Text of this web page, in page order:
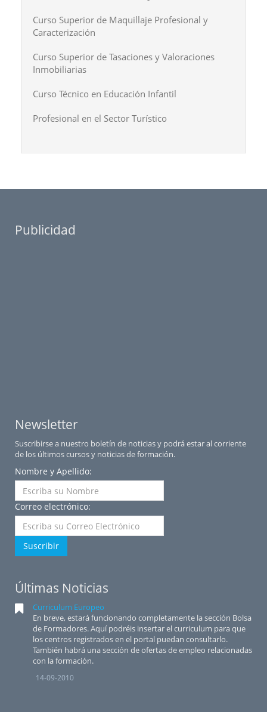
Curso Superior de Maquillaje Profesional y
Caracterización
Curso Superior de Tasaciones y Valoraciones
Inmobiliarias
Curso Técnico en Educación Infantil
Profesional en el Sector Turístico
Publicidad
Newsletter
Suscribirse a nuestro boletín de noticias y podrá estar al corriente
de los últimos cursos y noticias de formación.
Nombre y Apellido:
Correo electrónico:
Suscribir
Últimas Noticias
Curriculum Europeo
En breve, estará funcionando completamente la sección Bolsa
de Formadores. Aquí podréis insertar el curriculum para que
los centros registrados en el portal puedan consultarlo.
También habrá una sección de ofertas de empleo relacionadas
con la formación.
14-09-2010